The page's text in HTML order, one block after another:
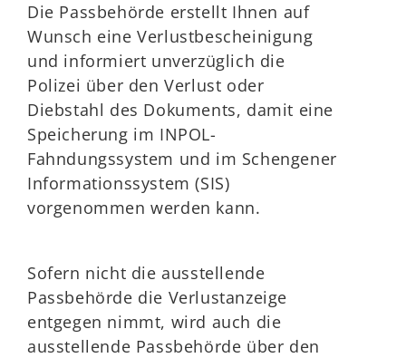
Die Passbehörde erstellt Ihnen auf
Wunsch eine Verlustbescheinigung
und informiert unverzüglich die
Polizei über den Verlust oder
Diebstahl des Dokuments, damit eine
Speicherung im INPOL-
Fahndungssystem und im Schengener
Informationssystem (SIS)
vorgenommen werden kann.
Sofern nicht die ausstellende
Passbehörde die Verlustanzeige
entgegen nimmt, wird auch die
ausstellende Passbehörde über den